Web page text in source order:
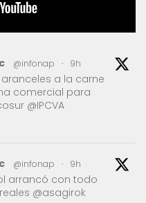
@infonap · 9h
a la carne
comercial para
@IPCVA
@infonap · 9h
arrancó con todo
@asagirok